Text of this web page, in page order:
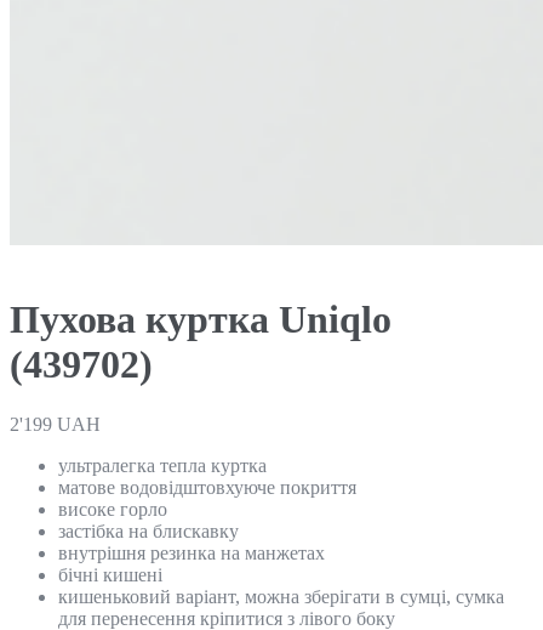
Пухова куртка Uniqlo
(439702)
2'199 UAH
ультралегка тепла куртка
матове водовідштовхуюче покриття
високе горло
застібка на блискавку
внутрішня резинка на манжетах
бічні кишені
кишеньковий варіант, можна зберігати в сумці, сумка
для перенесення кріпитися з лівого боку